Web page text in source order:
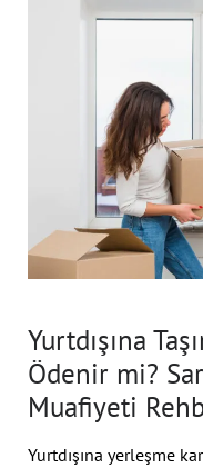
Yurtdışına
Ödenir mi?
Muafiyeti
Yurtdışına yerleşme